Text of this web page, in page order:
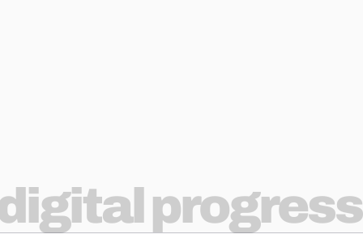
Training apprenticesprogress